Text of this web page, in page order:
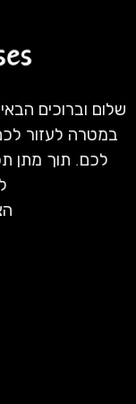
שלום וברוכים
במטרה לעזור
לכם. תוך מתן